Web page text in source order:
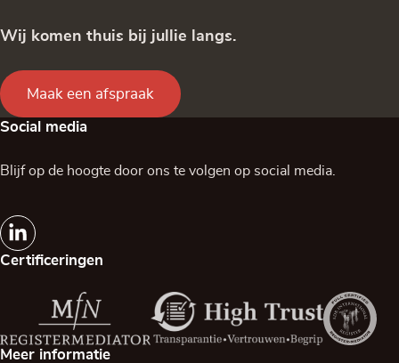
Wij komen thuis bij jullie langs.
Maak een afspraak
Social media
Blijf op de hoogte door ons te volgen op social media.
Certificeringen
Meer informatie